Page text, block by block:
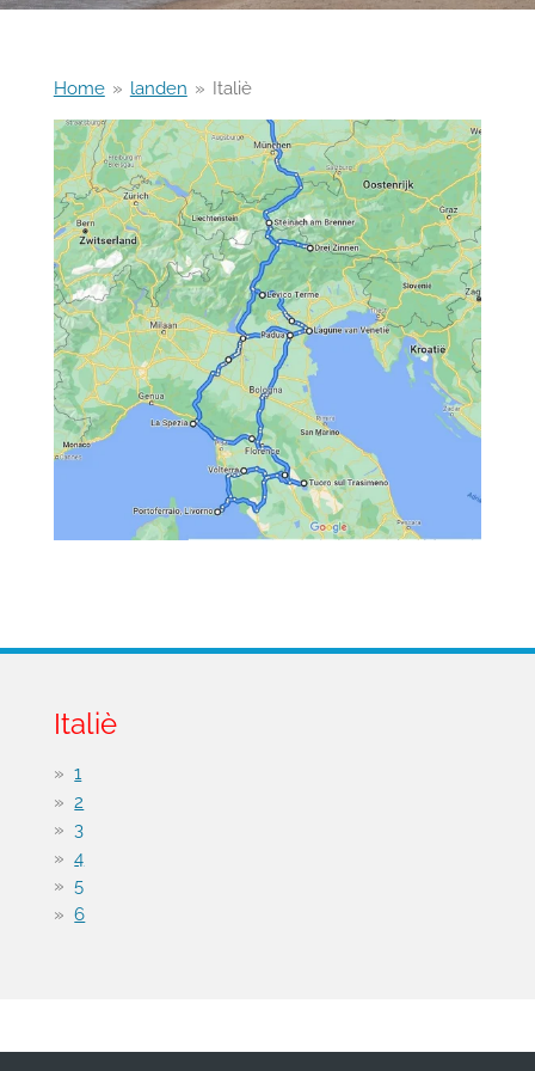
Home » landen » Italiè
Italiè
1
2
3
4
5
6